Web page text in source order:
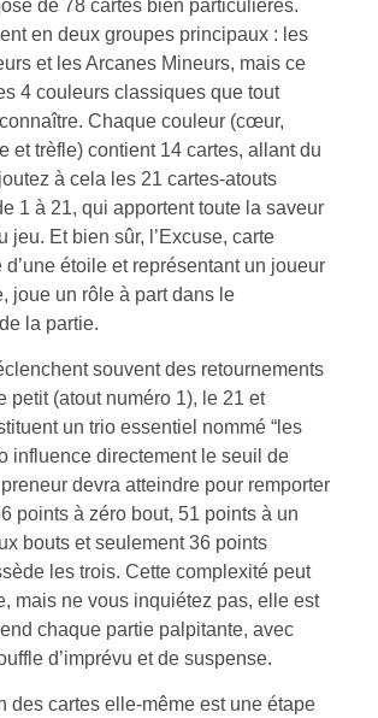
de 78 cartes bien particulières.
en deux groupes principaux : les
et les Arcanes Mineurs, mais ce
4 couleurs classiques que tout
Chaque couleur (cœur,
et trèfle) contient 14 cartes, allant du
à cela les 21 cartes-atouts
1 à 21, qui apportent toute la saveur
jeu. Et bien sûr, l’Excuse, carte
étoile et représentant un joueur
joue un rôle à part dans le
la partie.
souvent des retournements
petit (atout numéro 1), le 21 et
un trio essentiel nommé “les
influence directement le seuil de
devra atteindre pour remporter
points à zéro bout, 51 points à un
bouts et seulement 36 points
les trois. Cette complexité peut
mais ne vous inquiétez pas, elle est
chaque partie palpitante, avec
d’imprévu et de suspense.
des cartes elle-même est une étape